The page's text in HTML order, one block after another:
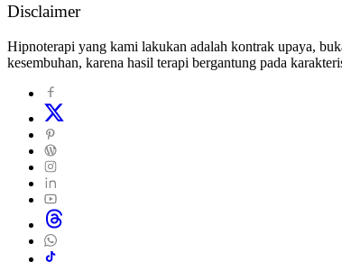
Disclaimer
Hipnoterapi yang kami lakukan adalah kontrak upaya,
kesembuhan, karena hasil terapi bergantung pada